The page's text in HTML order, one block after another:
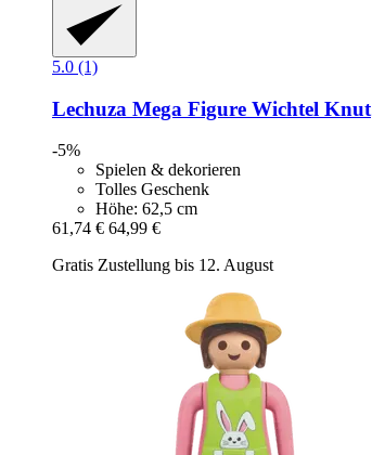
5.0 (1)
Lechuza Mega Figure Wichtel Knut
-5%
Spielen & dekorieren
Tolles Geschenk
Höhe: 62,5 cm
61,74 € 64,99 €
Gratis Zustellung bis 12. August